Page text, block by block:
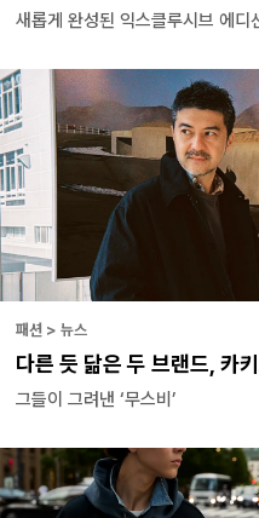
새롭게 완성된 익스클루시브 에디
패션 > 뉴스
다른 듯 닮은 두 브랜드, 카
그들이 그려낸 ‘무스비’